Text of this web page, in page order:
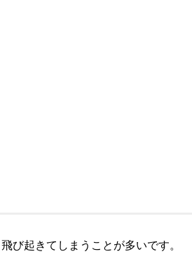
び起きてしまうことが多いです。